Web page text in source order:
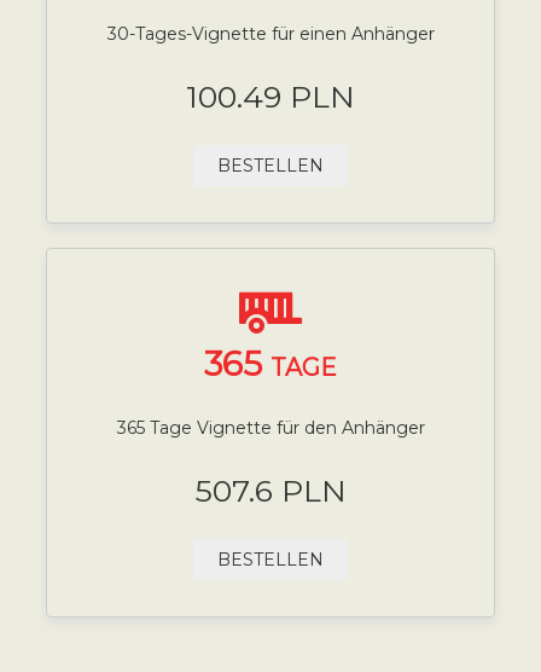
30-Tages-Vignette für einen Anhänger
100.49 PLN
BESTELLEN
365 TAGE
365 Tage Vignette für den Anhänger
507.6 PLN
BESTELLEN